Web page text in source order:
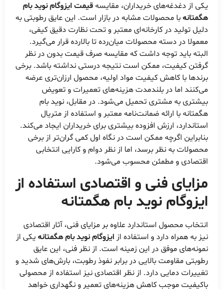
یکی از دغدغه‌های خریداران، مقایسهقیمت ایزوگام نوید بام
هگمتانهبا محصولات مشابه در بازار است. این عایق رطوبتی به
دلیل تولید در کارخانه‌ای معتبر و تحت نظارت دقیق کیفی،
معمولا در دسته محصولات میان‌رده تا بالارده قرار می‌گیرد.
البته باید توجه داشت که مقایسه صرف قیمت بدون در نظر
گرفتن کیفیت، ممکن است نتیجه درستی نداشته باشد. برخی
برندها با کاهش کیفیت مواد اولیه، محصول ارزان‌تری عرضه
می‌کنند اما در بلندمدت هزینه‌های تعمیرات و تعویض
بیشتری به مشتری تحمیل می‌شود. در مقابل، نوید بام
هگمتانه با ارائه ضمانت‌نامه معتبر و استفاده از متریال
استاندارد، ارزش افزوده بیشتری برای خریداران ایجاد می‌کند.
بنابراین اگرچه ممکن است در نگاه اول کمی گران‌تر از برخی
محصولات به نظر برسد، اما از نظر دوام و کارایی انتخابی
اقتصادی و مطمئن محسوب می‌شود.
مزایای فنی و اقتصادی استفاده از
ایزوگام نوید بام هگمتانه
انتخاب محصول استاندارد علاوه بر مزایای فنی، آثار اقتصادی
نیز به همراه دارد و استفاده از ایزوگام نوید بام هگمتانه یکی از
نمونه‌های موفق در این زمینه است. از نظر فنی، این عایق
رطوبتی مقاومت بالایی در برابر نفوذ رطوبت، بارش‌های شدید و
تغییرات دمایی دارد. از نظر اقتصادی نیز استفاده از محصولی
باکیفیت موجب کاهش هزینه‌های تعمیر و نگهداری خواهد